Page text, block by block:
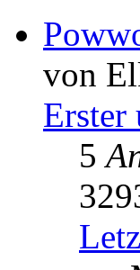
von
Erster
5